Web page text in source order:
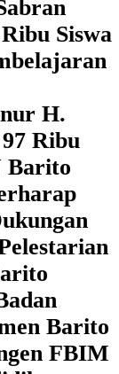
Siswa
H.
Ribu
Barito
Barito
FBIM